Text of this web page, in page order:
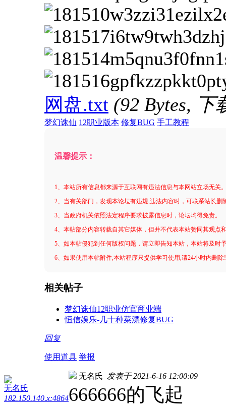
网盘.txt (92 Bytes,
梦幻诛仙 12职业版本 修复BUG 手工教程
温馨提示：
1、本站所有信息都来源于互联网有违法信息与本网站立场无关
2、当有关部门，发现本论坛有违规,违法内容时，可联系站长删
3、当政府机关依照法定程序要求披露信息时，论坛均得免责。
4、本帖部分内容转载自其它媒体，但并不代表本站赞同其观点
5、如本帖侵犯到任何版权问题，请立即告知本站，本站将及时
6、如果使用本帖附件,本站程序只提供学习使用,请24小时内删
相关帖子
梦幻诛仙12职业仿官商业端
恒信娱乐-几十种菜漂修复BUG
回复
使用道具 举报
无名氏
182.150.140.x:4864
无名氏 发表于 2021-6-16 12:00:09
666666的飞起